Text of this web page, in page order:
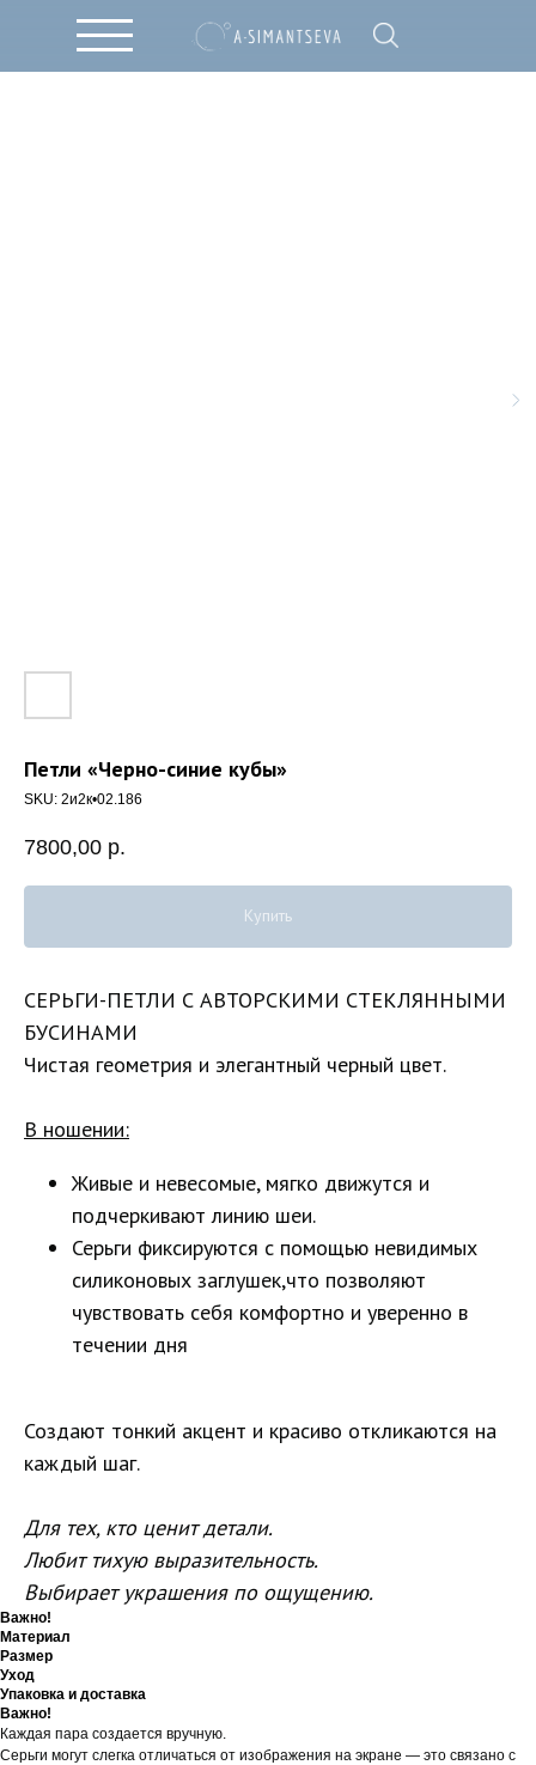
Петли «Черно-синие кубы»
SKU: 2и2к•02.186
7800,00 р.
Купить
СЕРЬГИ-ПЕТЛИ С АВТОРСКИМИ СТЕКЛЯННЫМИ
БУСИНАМИ
Чистая геометрия и элегантный черный цвет.
В ношении:
Живые и невесомые, мягко движутся и
подчеркивают линию шеи.
Серьги фиксируются с помощью невидимых
силиконовых заглушек,что позволяют
чувствовать себя комфортно и уверенно в
течении дня
Создают тонкий акцент и красиво откликаются на
каждый шаг.
Для тех, кто ценит детали.
Любит тихую выразительность.
Выбирает украшения по ощущению.
Важно!
Материал
Размер
Уход
Упаковка и доставка
Важно!
Каждая пара создается вручную.
Серьги могут слегка отличаться от изображения на экране — это связано с